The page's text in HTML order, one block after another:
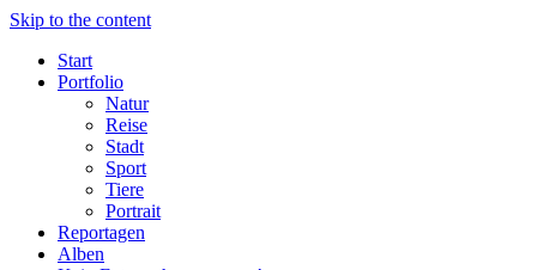
Skip to the content
Start
Portfolio
Natur
Reise
Stadt
Sport
Tiere
Portrait
Reportagen
Alben